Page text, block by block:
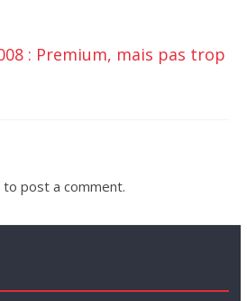
: Premium, mais pas trop
to post a comment.